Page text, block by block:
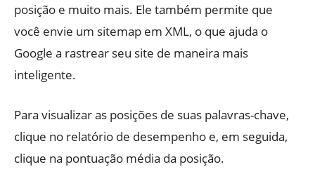
posição e muito mais. Ele também permite que
você envie um sitemap em XML, o que ajuda o
Google a rastrear seu site de maneira mais
inteligente.
Para visualizar as posições de suas palavras-chave,
clique no relatório de desempenho e, em seguida,
clique na pontuação média da posição.